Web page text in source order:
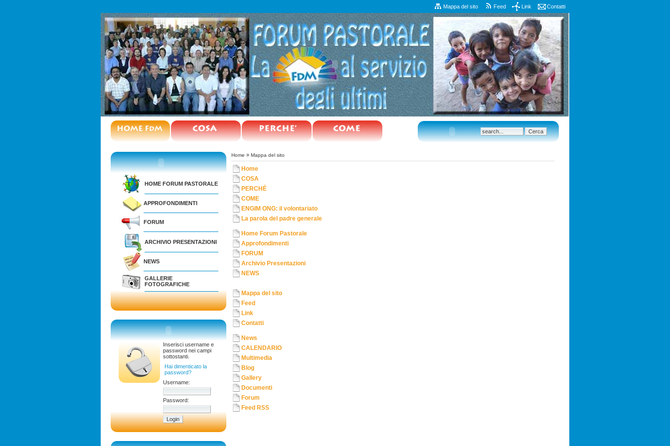
Mappa del sito Feed Link Contatti
HOME FORUM PASTORALE
APPROFONDIMENTI
FORUM
ARCHIVIO PRESENTAZIONI
NEWS
GALLERIE
FOTOGRAFICHE
Inserisci username e
password nei campi
sottostanti.
Hai dimenticato la
password?
Username:
Password:
Home » Mappa del sito
Home
COSA
PERCHÉ
COME
ENGIM ONG: il volontariato
La parola del padre generale
Home Forum Pastorale
Approfondimenti
FORUM
Archivio Presentazioni
NEWS
Mappa del sito
Feed
Link
Contatti
News
CALENDARIO
Multimedia
Blog
Gallery
Documenti
Forum
Feed RSS